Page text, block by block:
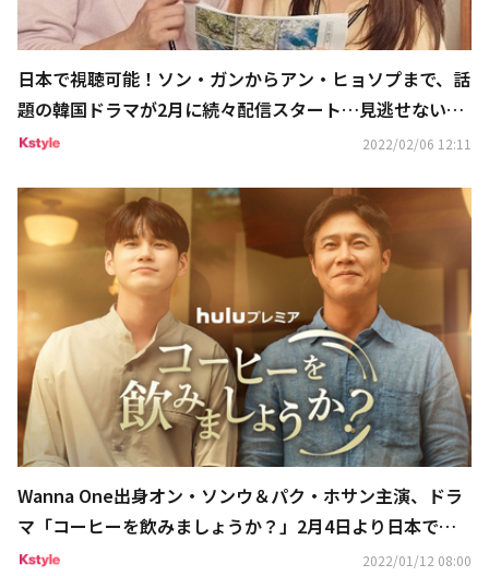
日本で視聴可能！ソン・ガンからアン・ヒョソプまで、話
題の韓国ドラマが2月に続々配信スタート…見逃せない注
目作は？
2022/02/06 12:11
Wanna One出身オン・ソンウ＆パク・ホサン主演、ドラ
マ「コーヒーを飲みましょうか？」2月4日より日本で配
信スタート
2022/01/12 08:00